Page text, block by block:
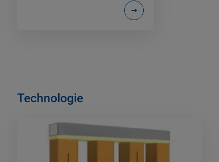
Technologie